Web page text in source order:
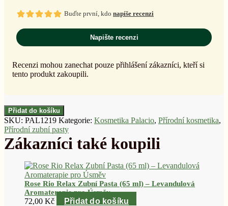
Buďte první, kdo napíše recenzi
Napište recenzi
Recenzi mohou zanechat pouze přihlášení zákazníci, kteří si
tento produkt zakoupili.
Přidat do košíku
SKU: PAL1219 Kategorie: Kosmetika Palacio, Přírodní kosmetika,
Přírodní zubní pasty
Rose Rio Relax Zubní Pasta (65 ml) – Levandulová
Aromaterapie pro Úsměv
72,00 Kč Přidat do košíku